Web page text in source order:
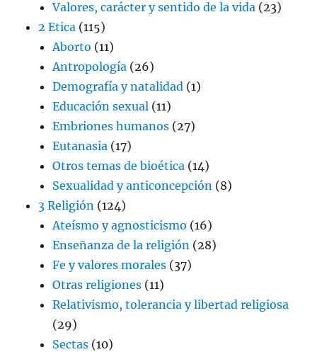
Valores, carácter y sentido de la vida (23)
2 Etica (115)
Aborto (11)
Antropología (26)
Demografía y natalidad (1)
Educación sexual (11)
Embriones humanos (27)
Eutanasia (17)
Otros temas de bioética (14)
Sexualidad y anticoncepción (8)
3 Religión (124)
Ateísmo y agnosticismo (16)
Enseñanza de la religión (28)
Fe y valores morales (37)
Otras religiones (11)
Relativismo, tolerancia y libertad religiosa
(29)
Sectas (10)